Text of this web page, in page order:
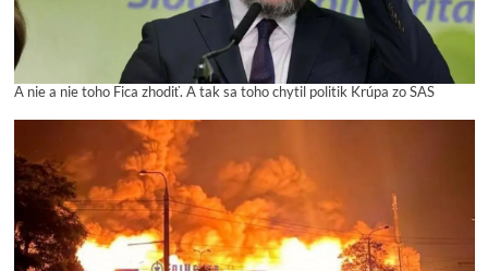
A nie a nie toho Fica zhodiť. A tak sa toho chytil politik Krúpa zo SAS